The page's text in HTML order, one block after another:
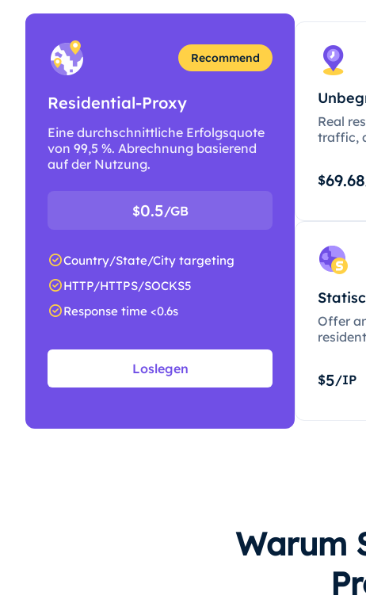
Recommend
Residential-Proxy
Eine durchschnittliche Erfolgsquote
von 99,5 %. Abrechnung basierend
auf der Nutzung.
$0.5/GB
Country/State/City targeting
HTTP/HTTPS/SOCKS5
Response time <0.6s
Loslegen
Real
traffic,
$69.68
Offer
$5/IP
Warum